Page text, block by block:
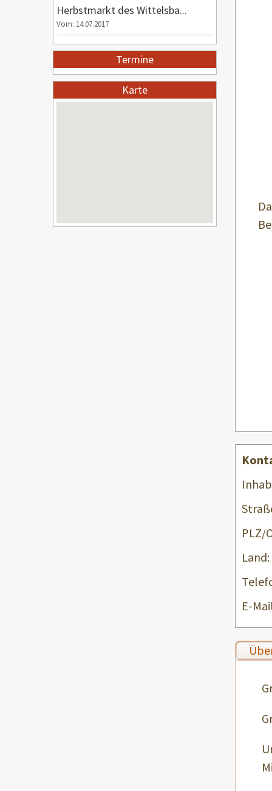
Herbstmarkt des Wittelsba...
Vom: 14.07.2017
Termine
Karte
PLZ/
Land:
E-